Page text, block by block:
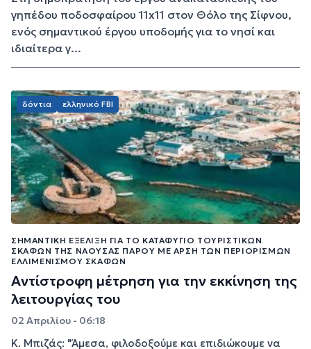
γηπέδου ποδοσφαίρου 11x11 στον Θόλο της Σίφνου,
ενός σημαντικού έργου υποδομής για το νησί και
ιδιαίτερα γ...
δόντια ελληνικό FBI
ΣΗΜΑΝΤΙΚΉ ΕΞΈΛΙΞΗ ΓΙΑ ΤΟ ΚΑΤΑΦΎΓΙΟ ΤΟΥΡΙΣΤΙΚΏΝ
ΣΚΑΦΏΝ ΤΗΣ ΝΆΟΥΣΑΣ ΠΆΡΟΥ ΜΕ ΆΡΣΗ ΤΩΝ ΠΕΡΙΟΡΙΣΜΏΝ
ΕΛΛΙΜΕΝΙΣΜΟΎ ΣΚΑΦΏΝ
Αντίστροφη μέτρηση για την εκκίνηση της
λειτουργίας του
02 Απριλίου - 06:18
Κ. Μπιζάς: "Άμεσα, φιλοδοξούμε και επιδιώκουμε να